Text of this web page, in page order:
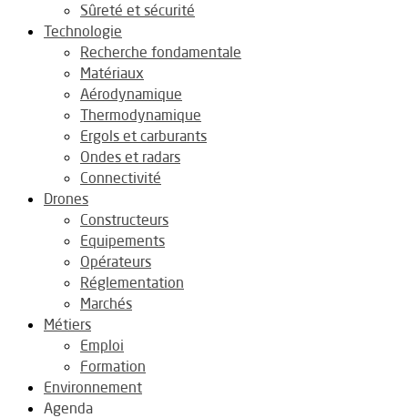
Sûreté et sécurité
Technologie
Recherche fondamentale
Matériaux
Aérodynamique
Thermodynamique
Ergols et carburants
Ondes et radars
Connectivité
Drones
Constructeurs
Equipements
Opérateurs
Réglementation
Marchés
Métiers
Emploi
Formation
Environnement
Agenda